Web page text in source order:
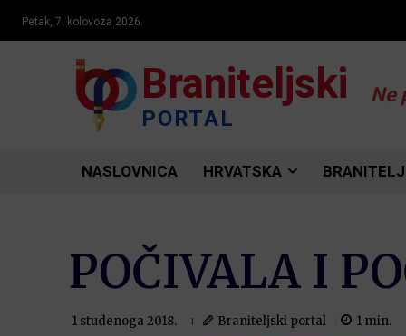
Petak, 7. kolovoza 2026.
Braniteljski
PORTAL
Ne
NASLOVNICA HRVATSKA
POČIVALA I
1 studenoga 2018. Braniteljski portal 1 min.